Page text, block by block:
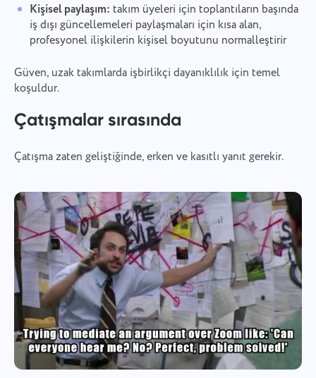
Kişisel paylaşım: takım üyeleri için toplantıların başında
iş dışı güncellemeleri paylaşmaları için kısa alan,
profesyonel ilişkilerin kişisel boyutunu normalleştirir
Güven, uzak takımlarda işbirlikçi dayanıklılık için temel
koşuldur.
Çatışmalar sırasında
Çatışma zaten geliştiğinde, erken ve kasıtlı yanıt gerekir.
Bir çeviri hatası bildirin
Doğru seçenekle birlikte sorunun bir açıklamasını
sağlayın
Bizimle iletişime geçin
İsim
Bir Hata Bildir
Lütfen karşılaştığınız sorunu ayrıntılı olarak
açıklayın, belirli bilgiler sağlayın ve ilgili dosyaları
eklemekten çekinmeyin. Aktif katılımınız, kullanıcı
Özelliğinizi önerin